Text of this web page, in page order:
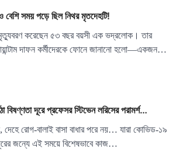
বেশি সময় পড়ে ছিল নিথর মৃতদেহটি!
করেছেন ৫৩ বছর বয়সী এক ভদ্রলোক। তার
দাফন কর্মীদেরকে ফোনে জানানো হলো—একজন…
দূরে প্রফেসর স্টিভেন লরিসের পরামর্শ…
রোগ-বালাই বাসা বাধার পরে নয়… যারা কোভিড-১৯
জন্যে এই সময়ে বিশেষভাবে কাজ…